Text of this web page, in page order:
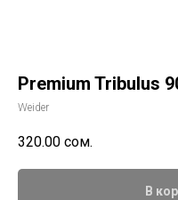
Premium Tribulus
Weider
320.00 сом.
В